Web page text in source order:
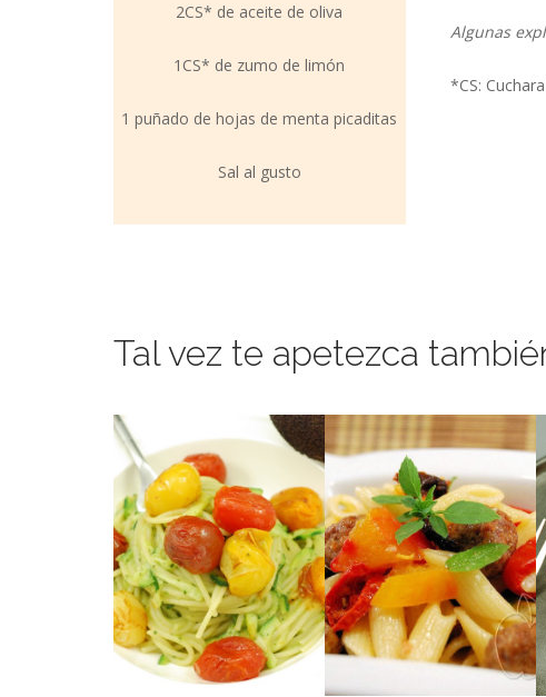
2CS* de aceite de oliva
1CS* de zumo de limón
1 puñado de hojas de menta picaditas
Sal al gusto
Algunas
*CS:
Tal vez te apetezca
ESPAGUETIS
CON SALSA DE
AGUACATE &
TOMATES
SALTEADOS
(vegano)
Más allá de la boloñesa
;o)
CON
ALBONDIGUILLAS
Una ensalada de pasta
fantástica que combina
unas mino albondiguillas
de carne con tomates
cherry y pasta para un
plato completo y
delicioso. Mi truco extra
es usar polenta para ligar